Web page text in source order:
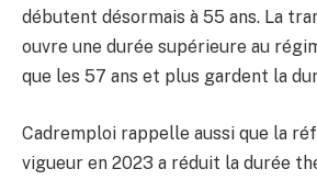
débutent désormais à 55 ans. La
ouvre une durée supérieure au
que les 57 ans et plus gardent la
Cadremploi rappelle aussi que la
vigueur en 2023 a réduit la durée